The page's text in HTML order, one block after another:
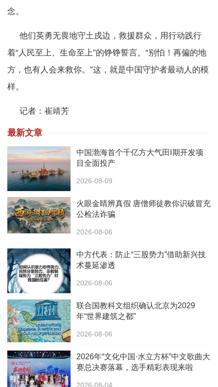
念。
他们英勇无畏地守土戍边，救援群众，用行动践行
着“人民至上、生命至上”的铮铮誓言。“别怕！再偏的地
方，也有人会来救你。”这，就是中国守护者最动人的模
样。
记者：崔靖芳
最新文章
中国渤海首个千亿方大气田Ⅰ期开发项
目全面投产
2026-08-09
火眼金睛辨真假 唐僧师徒教你识破冒充
公检法诈骗
2026-08-06
中方代表：防止“三股势力”借助新兴技
术蔓延渗透
2026-08-06
联合国教科文组织确认北京为2029
年“世界建筑之都”
2026-08-06
2026年“文化中国·水立方杯”中文歌曲大
赛总决赛落幕，选手精彩表现来啦
2026-08-04